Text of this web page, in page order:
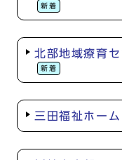
新着
北部地域療育セ
新着
三田福祉ホーム